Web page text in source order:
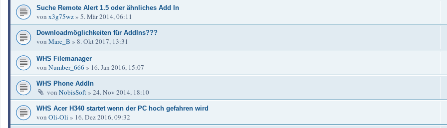
Suche Remote Alert 1.5 oder ähnliches Add In
von x3g75wz» 5. Mär 2014, 06:11
Downloadmöglichkeiten für AddIns???
von Marc_B » 8. Okt 2017, 13:31
WHS Filemanager
von Number_666 » 16. Jan 2016, 15:07
WHS Phone AddIn
von NobisSoft» 24. Nov 2014, 18:10
WHS Acer H340 startet wenn der PC hoch gefahren wird
von Oli-Oli » 16. Dez 2016, 09:32